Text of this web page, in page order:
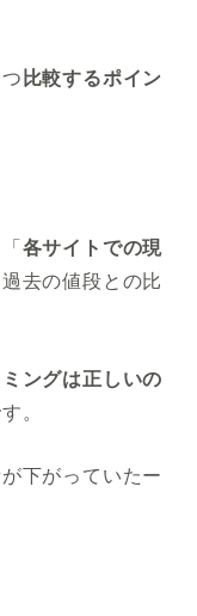
比較するポイン
各サイトでの現
去の値段との比
ングは正しいの
。
下がっていたー